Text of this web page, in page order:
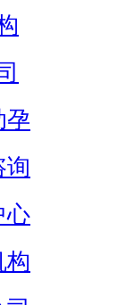
孕
询
心
构